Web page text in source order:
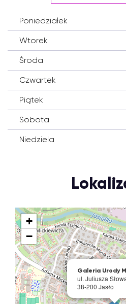
Poniedziałek
Wtorek
Środa
Czwartek
Piątek
Sobota
Niedziela
Galeria Urody
ul. Juliusza
38-200 Jasło
+
−